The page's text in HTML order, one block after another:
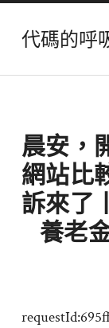
代碼的呼
晨安，
網站比
訴來了
養老